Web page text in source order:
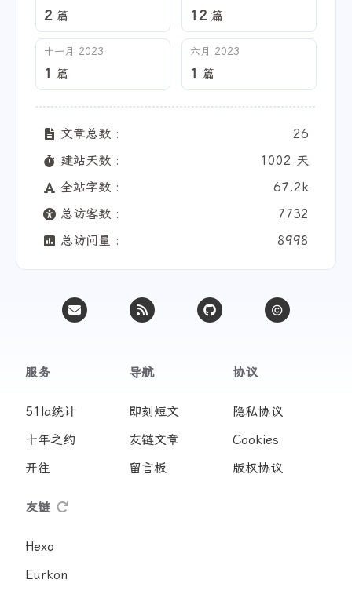
2 篇 12 篇
十一月 2023
1 篇
六月 2023
1 篇
文章总数 :
26
建站天数 :
1002 天
全站字数 :
67.2k
总访客数 :
7732
总访问量 :
8998
服务
51la统计
十年之约
开往
导航
即刻短文
友链文章
留言板
协议
隐私协议
Cookies
版权协议
友链
Hexo
Eurkon